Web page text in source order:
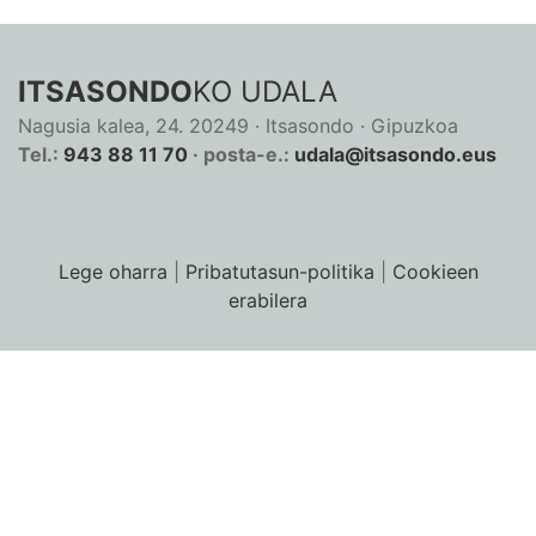
ITSASONDOKO UDALA
Nagusia kalea, 24. 20249 · Itsasondo · Gipuzkoa
Tel.: 943 88 11 70 · posta-e.: udala@itsasondo.eus
Lege oharra Pribatutasun-politika
Cookieen
erabilera